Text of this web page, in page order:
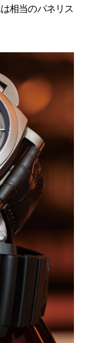
相当のパネリス